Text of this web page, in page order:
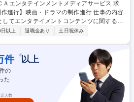
エンタテインメントメディアサービス 求
】映画・ドラマの制作進行 仕事の内容
してエンタテイメントコンテンツに関する映
当社にて、主に映画、ドラマなどの映像制
行管理とリソース管理等を行います。■プ
管理■プロデューサーのアシスタント業務■
り当てと最適化（人員配置・機材手配・外
【大阪/制作
行
以上 退職金あり 土日祝休み
件 ※以上
の
た
人数